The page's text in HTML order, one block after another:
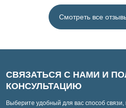
Смотреть все
СВЯЗАТЬСЯ С НАМИ И
КОНСУЛЬТАЦИЮ
Выберите удобный для вас способ связи,